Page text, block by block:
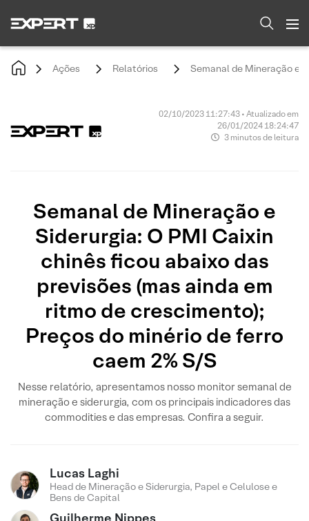
Ações Relatórios Semanal de Mineração e
02/10/2023 11:27:43 • Atualizado em
26/01/2024 18:24:47
3 minutos de leitura
Semanal de Mineração e
Siderurgia: O PMI Caixin
chinês ficou abaixo das
previsões (mas ainda em
ritmo de crescimento);
Preços do minério de ferro
caem 2% S/S
Nesse relatório, apresentamos nosso monitor semanal de
mineração e siderurgia, com os principais indicadores das
commodities e das empresas. Confira a seguir.
Lucas Laghi
Head de Mineração e Siderurgia, Papel e Celulose e
Bens de Capital